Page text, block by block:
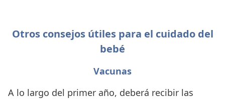
Otros consejos útiles para el cuidado del
bebé
Vacunas
A lo largo del primer año, deberá recibir las